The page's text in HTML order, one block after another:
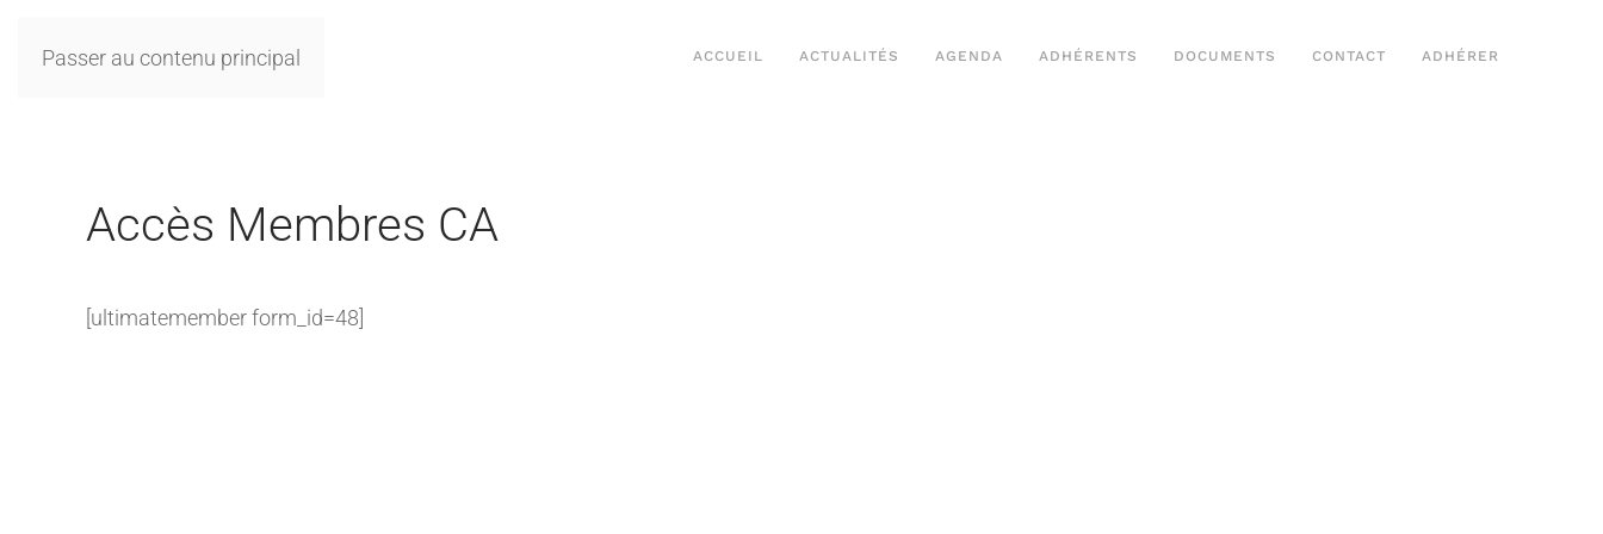
Passer au contenu principal ACCUEIL ACTUALITÉS AGENDA ADHÉRENTS DOCUMENTS CONTACT ADHÉRER
Accès Membres CA
[ultimatemember form_id=48]